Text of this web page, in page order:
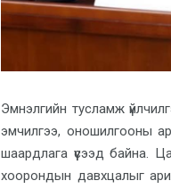
Эмнэлгийн тусламж
эмчилгээ, оношилгооны
шаардлага үүсээд байна.
хоорондын давхцалыг